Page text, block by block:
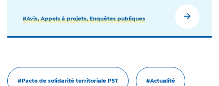
#Avis, Appels à projets, Enquêtes publiques
#Pacte de solidarité territoriale PST #Actualité